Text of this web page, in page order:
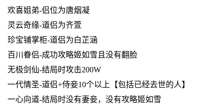
欢喜姐弟-侣位为唐烟凝
灵云奇缘-道侣为齐萱
珍宝铺掌柜-道侣为白芷涵
百川眷侣-成功攻略姬如雪且没有翻脸
无极剑仙-结局时攻击200W
一代情圣-道侣+侍妾10个以上【包括已经去世的人】
一心向道-结局时没有妻妾，没有攻略姬如雪